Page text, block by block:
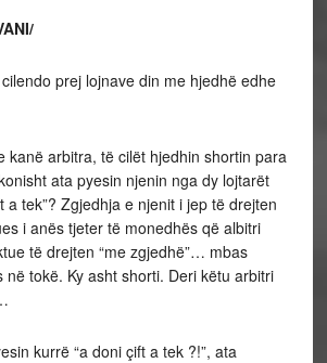
prej lojnave din me hjedhë edhe
kanë arbitra, të cilët hjedhin shortin para
ata pyesin njenin nga dy lojtarët
a tek”? Zgjedhja e njenit i jep të drejten
i anës tjeter të monedhës që albitri
të drejten “me zgjedhë”… mbas
në tokë. Ky asht shorti. Deri këtu arbitri
kurrë “a doni çift a tek ?!”, ata